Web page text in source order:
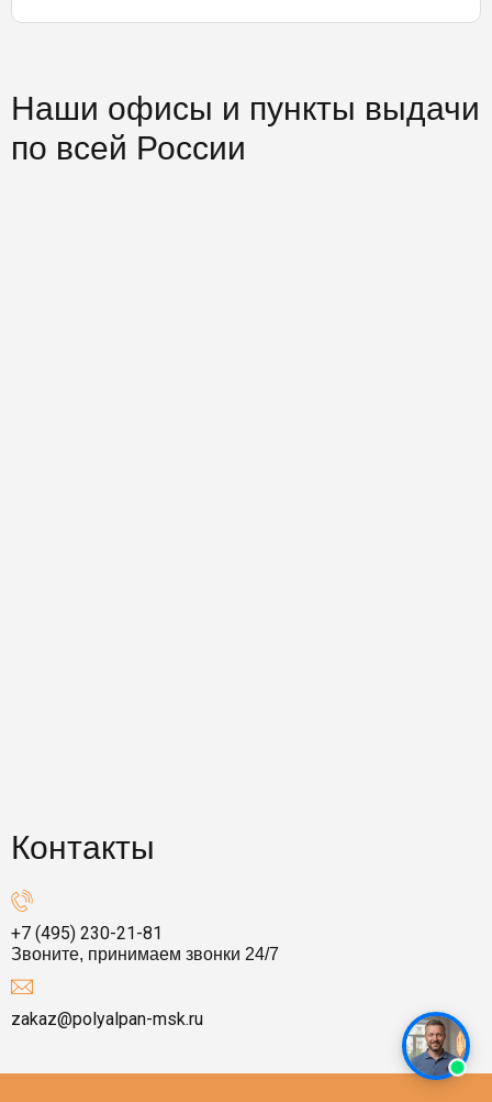
Наши офисы и пункты выдачи
по всей России
Контакты
+7 (495) 230-21-81
Звоните, принимаем звонки 24/7
zakaz@polyalpan-msk.ru